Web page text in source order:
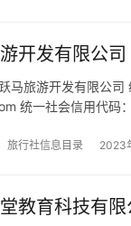
开发有限公司
马旅游开发有限公
统一社会信用代码
旅行社信息目录 2023
教育科技有